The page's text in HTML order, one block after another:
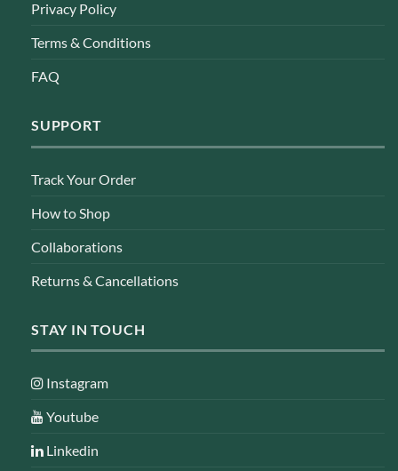
Privacy Policy
Terms & Conditions
FAQ
SUPPORT
Track Your Order
How to Shop
Collaborations
Returns & Cancellations
STAY IN TOUCH
Instagram
Youtube
Linkedin